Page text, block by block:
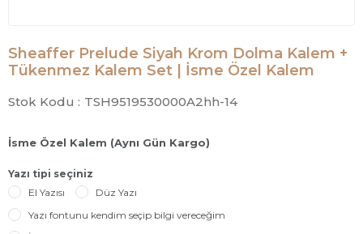
Sheaffer Prelude Siyah Krom Dolma Kalem +
Tükenmez Kalem Set | İsme Özel Kalem
Stok Kodu : TSH9519530000A2hh-14
İsme Özel Kalem (Aynı Gün Kargo)
Yazı tipi seçiniz
El Yazısı
Düz Yazı
Yazı fontunu kendim seçip bilgi vereceğim